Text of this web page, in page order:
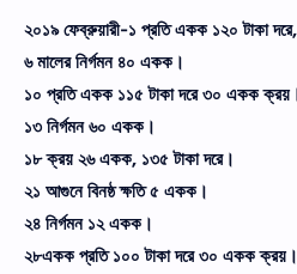
২০১৯ ফেব্রুয়ারী-১ প্রতি একক ১২০ টাকা
৬ মালের নির্গমন ৪০ একক।
১০ প্রতি একক ১১৫ টাকা দরে ৩০ একক
১৩ নির্গমন ৬০ একক।
১৮ ক্রয় ২৬ একক, ১৩৫ টাকা দরে।
২১ আগুনে বিনষ্ঠ ক্ষতি ৫ একক।
২৪ নির্গমন ১২ একক।
২৮একক প্রতি ১০০ টাকা দরে ৩০ একক ক্রয়।